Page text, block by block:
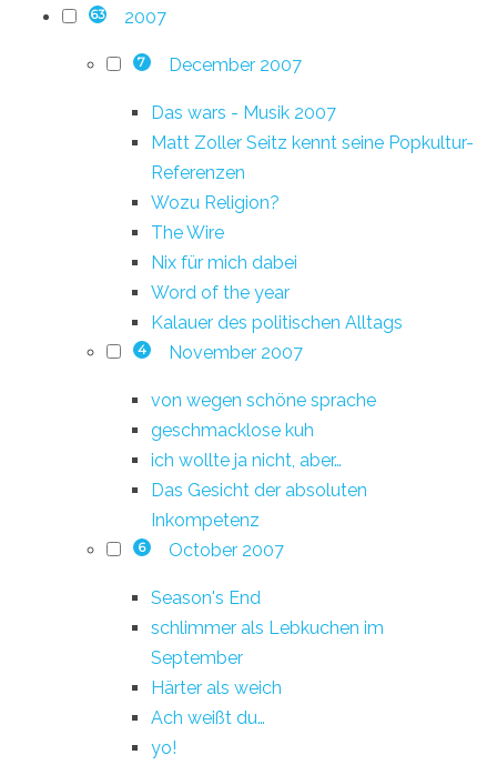
63 2007
7 December 2007
Das wars - Musik 2007
Matt Zoller Seitz kennt seine Popkultur-
Referenzen
Wozu Religion?
The Wire
Nix für mich dabei
Word of the year
Kalauer des politischen Alltags
4 November 2007
von wegen schöne sprache
geschmacklose kuh
ich wollte ja nicht, aber…
Das Gesicht der absoluten
Inkompetenz
6 October 2007
Season's End
schlimmer als Lebkuchen im
September
Härter als weich
Ach weißt du…
yo!